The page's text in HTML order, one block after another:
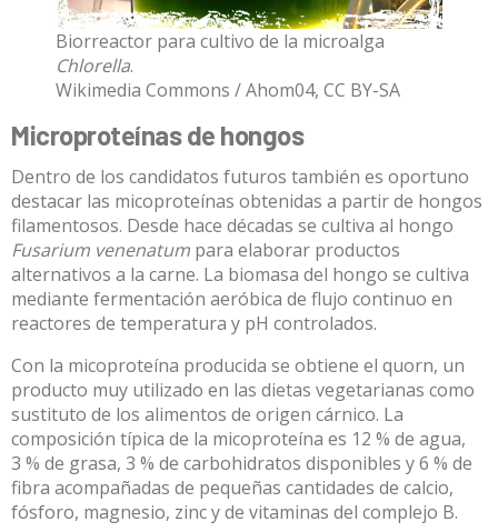
Biorreactor para cultivo de la microalga
Chlorella.
Wikimedia Commons / Ahom04, CC BY-SA
Microproteínas de hongos
Dentro de los candidatos futuros también es oportuno
destacar las micoproteínas obtenidas a partir de hongos
filamentosos. Desde hace décadas se cultiva al hongo
Fusarium venenatum para elaborar productos
alternativos a la carne. La biomasa del hongo se cultiva
mediante fermentación aeróbica de flujo continuo en
reactores de temperatura y pH controlados.
Con la micoproteína producida se obtiene el quorn, un
producto muy utilizado en las dietas vegetarianas como
sustituto de los alimentos de origen cárnico. La
composición típica de la micoproteína es 12 % de agua,
3 % de grasa, 3 % de carbohidratos disponibles y 6 % de
fibra acompañadas de pequeñas cantidades de calcio,
fósforo, magnesio, zinc y de vitaminas del complejo B.